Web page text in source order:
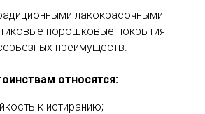
лакокрасочными
порошковые покрытия
преимуществ.
относятся:
к истиранию;